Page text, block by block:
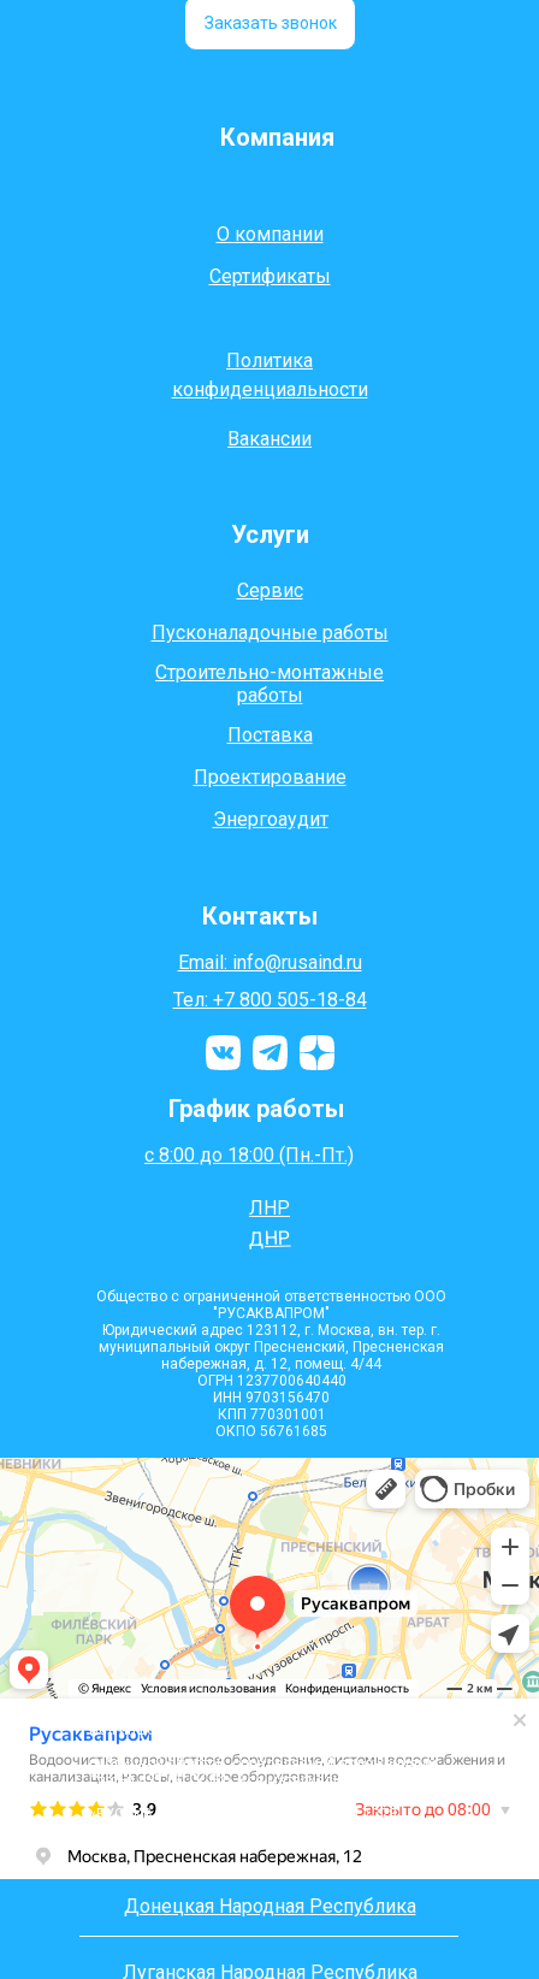
Заказать звонок
Компания
О компании
Сертификаты
Услуги
Проектирование
Контакты
Email: info@rusaind.ru
Тел: +7 800 505-18-84
Общество с ограниченной ответственностью ООО
"РУСАКВАПРОМ"
Юридический адрес 123112, г. Москва, вн. тер. г.
муниципальный округ Пресненский, Пресненская
набережная, д. 12, помещ. 4/44
ОГРН 1237700640440
ИНН 9703156470
КПП 770301001
ОКПО 56761685
Энергоаудит
Политика
конфиденциальности
Вся информация, размещенная на сайте, носит
информационный характер и не является
публичной офертой, определяемой положениями
Статьи 437 (2) ГК РФ. Все материалы на сайте
являются интеллектуальной собственностью 000
«РУСАКВАПРОМ», согласно ст.1225, ст.1228,
Поставка
Строительно-монтажные
работы
Пусконаладочные работы
Сервис
Вакансии
ДНР
ЛНР
с 8:00 до 18:00 (Пн.-Пт.)
График работы
Донецкая Народная Республика
Луганская Народная Республика